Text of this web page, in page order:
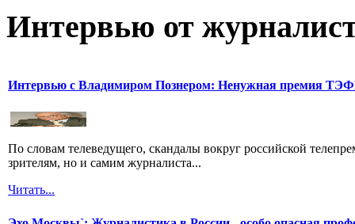
Интервью от
Интервью с Владимиром Познером: Ненужная премия
По словам телеведущего, скандалы вокруг российской
зрителям, но и самим журналиста...
Читать...